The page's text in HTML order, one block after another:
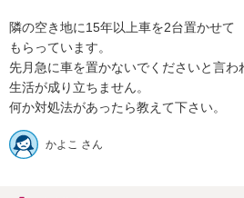
隣の空き地に15年以上車を2台置かせて
もらっています。
先月急に車を置かないでくださいと言わ
生活が成り立ちません。
何か対処法があったら教えて下さい。
かよこ さん